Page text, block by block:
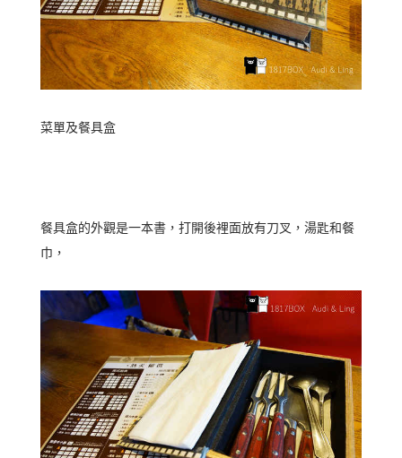
菜單及餐具盒
餐具盒的外觀是一本書，打開後裡面放有刀叉，湯匙和餐
巾，